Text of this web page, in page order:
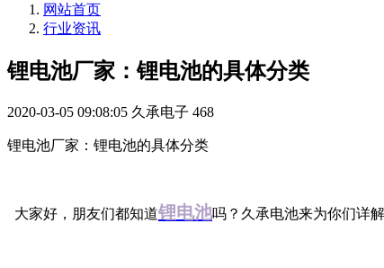
网站首页
行业资讯
锂电池厂家：锂电池的具体分类
2020-03-05 09:08:05 久承电子 468
锂电池厂家：锂电池的具体分类
大家好，朋友们都知道锂电池吗？久承电池来为你们详解